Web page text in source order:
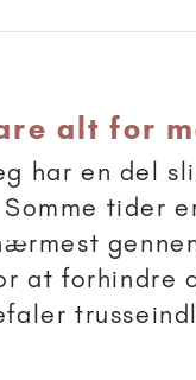
alt for
har en del
tider
at forhindre